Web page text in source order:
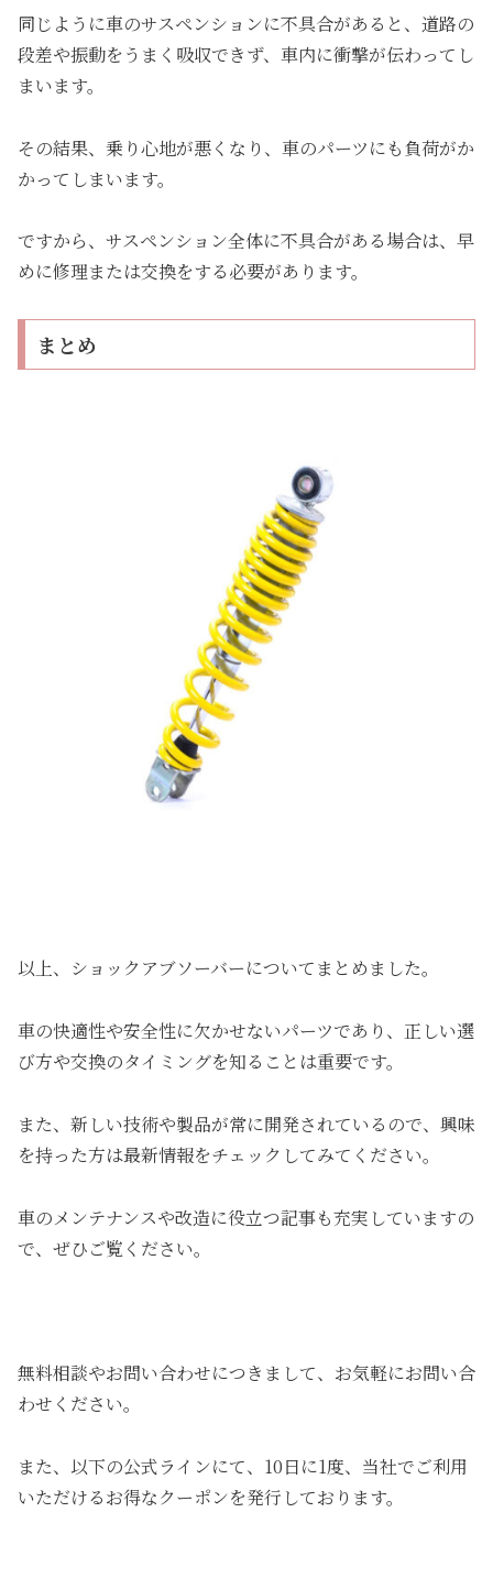
同じように車のサスペンションに不具合があると、道路の
段差や振動をうまく吸収できず、車内に衝撃が伝わってし
まいます。
その結果、乗り心地が悪くなり、車のパーツにも負荷がか
かってしまいます。
ですから、サスペンション全体に不具合がある場合は、早
めに修理または交換をする必要があります。
まとめ
以上、ショックアブソーバーについてまとめました。
車の快適性や安全性に欠かせないパーツであり、正しい選
び方や交換のタイミングを知ることは重要です。
また、新しい技術や製品が常に開発されているので、興味
を持った方は最新情報をチェックしてみてください。
車のメンテナンスや改造に役立つ記事も充実していますの
で、ぜひご覧ください。
無料相談やお問い合わせにつきまして、お気軽にお問い合
わせください。
また、以下の公式ラインにて、10日に1度、当社でご利用
いただけるお得なクーポンを発行しております。